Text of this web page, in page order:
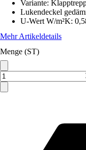
Variante:
Lukendeckel
U-Wert W/m²K:
Mehr Artikeldetails
Menge (ST)